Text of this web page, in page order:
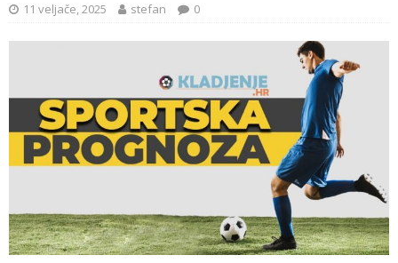
11 veljače, 2025 stefan 0